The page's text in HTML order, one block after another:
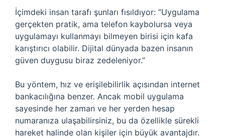
İçimdeki insan tarafı şunları fısıldıyor: “Uygulama
gerçekten pratik, ama telefon kaybolursa veya
uygulamayı kullanmayı bilmeyen birisi için kafa
karıştırıcı olabilir. Dijital dünyada bazen insanın
güven duygusu biraz zedeleniyor.”
Bu yöntem, hız ve erişilebilirlik açısından internet
bankacılığına benzer. Ancak mobil uygulama
sayesinde her zaman ve her yerden hesap
numaranıza ulaşabilirsiniz, bu da özellikle sürekli
hareket halinde olan kişiler için büyük avantajdır.